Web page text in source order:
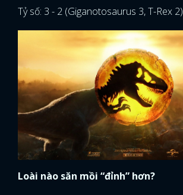
Tỷ số: 3 - 2 (Giganotosaurus 3, T-Rex 2)
Loài nào săn mồi “đỉnh” hơn?